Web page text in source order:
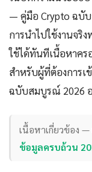
— คู่มือ Crypto ฉบั
การนำไปใช้งานจริ
ใช้ได้ทันทีเนื้อหาค
สำหรับผู้ที่ต้องการเ
ฉบับสมบูรณ์ 2026
เนื้อหาเกี่ยวข้อง —
ข้อมูลครบถ้วน